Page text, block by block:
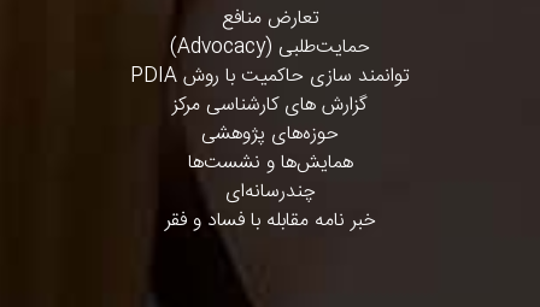
تعارض منافع
حمایت‌طلبی (Advocacy)
توانمند سازی حاکمیت با روش PDIA
گزارش های کارشناسی مرکز
حوزه‌های پژوهشی
همایش‌ها و نشست‌ها
چندرسانه‌ای
خبر نامه مقابله با فساد و فقر